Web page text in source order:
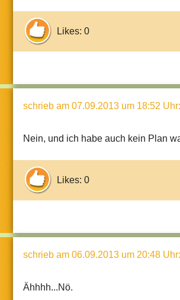
Likes: 0
schrieb am 07.09.2013 um 18:52 Uhr:
Nein, und ich habe auch kein Plan
Likes: 0
schrieb am 06.09.2013 um 20:48 Uhr:
Ähhhh...Nö.